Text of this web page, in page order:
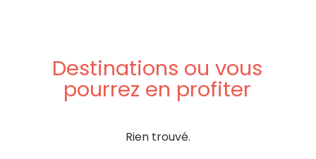
Destinations ou vous
pourrez en profiter
Rien trouvé.